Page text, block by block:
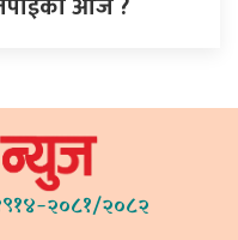
२०८१/२०८२